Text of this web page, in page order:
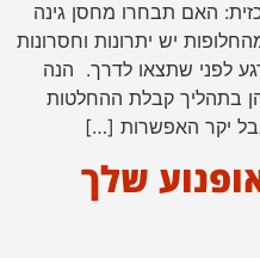
האם תבחרו מחסן גינה
יש יתרונות וחסרונות
לפני שתצאו לדרך. הנה
בתהליך קבלת ההחלטות
יקר האפשרות […]
שלך